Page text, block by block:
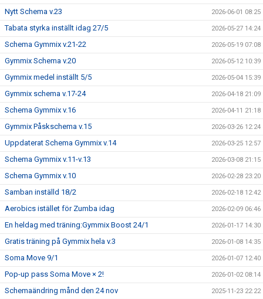
Nytt Schema v.23 2026-06-01 08:25
Tabata styrka inställt idag 27/5 2026-05-27 14:24
Schema Gymmix v.21-22 2026-05-19 07:08
Gymmix Schema v.20 2026-05-12 10:39
Gymmix medel inställt 5/5 2026-05-04 15:39
Gymmix schema v.17-24 2026-04-18 21:09
Schema Gymmix v.16 2026-04-11 21:18
Gymmix Påskschema v.15 2026-03-26 12:24
Uppdaterat Schema Gymmix v.14 2026-03-25 12:57
Schema Gymmix v.11-v.13 2026-03-08 21:15
Schema Gymmix v.10 2026-02-28 23:20
Samban inställd 18/2 2026-02-18 12:42
Aerobics istället för Zumba idag 2026-02-09 06:46
En heldag med träning:Gymmix Boost 24/1 2026-01-17 14:30
Gratis träning på Gymmix hela v.3 2026-01-08 14:35
Soma Move 9/1 2026-01-07 12:40
Pop-up pass Soma Move × 2! 2026-01-02 08:14
Schemaändring månd den 24 nov 2025-11-23 22:22